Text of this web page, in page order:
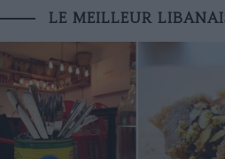
LE MEILLEUR